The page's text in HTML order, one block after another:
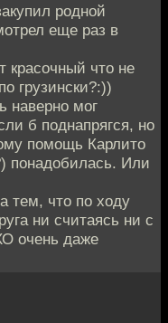
родной
еще раз в
красочный что не
грузински?:))
наверно мог
б поднапрягся, но
помощь Карлито
понадобилась. Или
тем, что по ходу
ни считаясь ни с
очень даже